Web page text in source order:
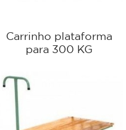
Carrinho plataforma
para 300 KG